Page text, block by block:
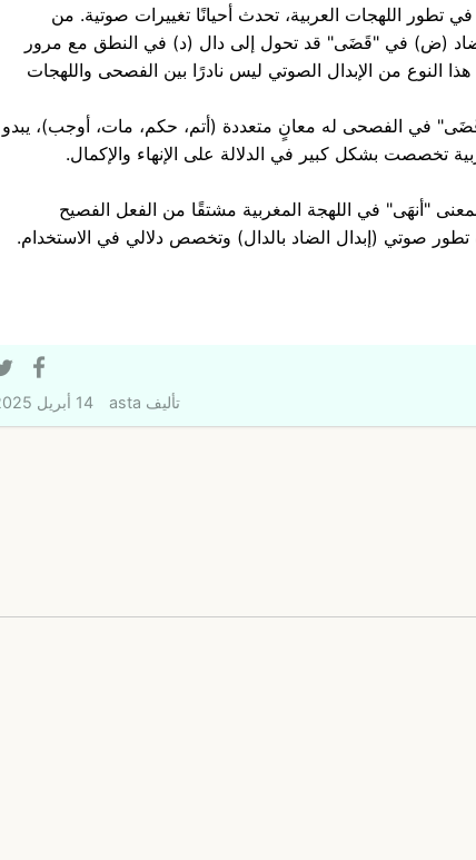
تطور اللهجات العربية، تحدث أحيانًا تغييرات صوتية. من
(ض) في "قَضَى" قد تحول إلى دال (د) في النطق مع مرور
النوع من الإبدال الصوتي ليس نادرًا بين الفصحى واللهجات
في الفصحى له معانٍ متعددة (أتم، حكم، مات، أوجب)، يبدو
تخصصت بشكل كبير في الدلالة على الإنهاء والإكمال.
"أنهَى" في اللهجة المغربية مشتقًا من الفعل الفصيح
صوتي (إبدال الضاد بالدال) وتخصص دلالي في الاستخدام.
تأليف asta 14 أبريل 2025